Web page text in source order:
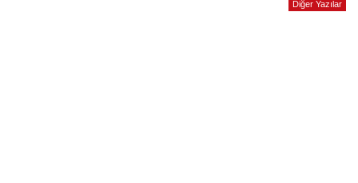
Diğer Yazılar